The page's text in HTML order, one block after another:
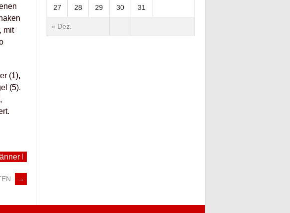
mit
(1),
(5).
I
→
« Dez.
27 28 29 30 31